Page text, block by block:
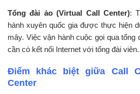
Tổng đài ảo (Virtual Call Center):
hành xuyên quốc gia được thực hiện
mây. Việc vận hành cuộc gọi qua tổng
cần có kết nối Internet với tổng đài viên.
Điểm khác biệt giữa Call
Center